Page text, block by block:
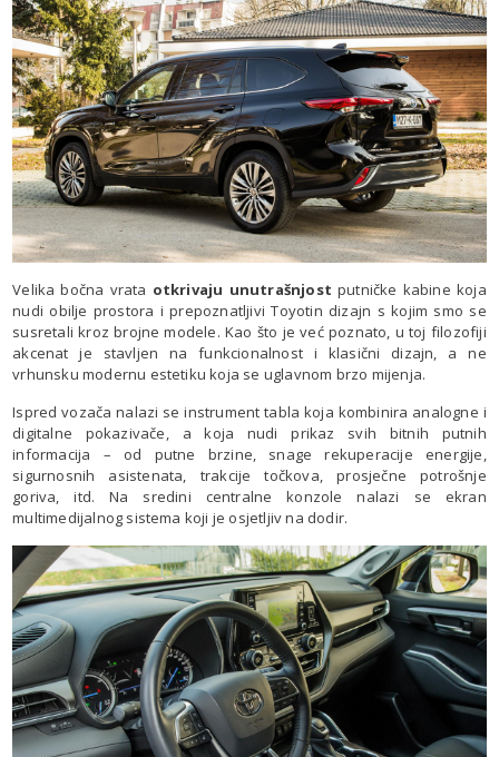
Velika bočna vrata otkrivaju unutrašnjost putničke kabine koja
nudi obilje prostora i prepoznatljivi Toyotin dizajn s kojim smo se
susretali kroz brojne modele. Kao što je već poznato, u toj filozofiji
akcenat je stavljen na funkcionalnost i klasični dizajn, a ne
vrhunsku modernu estetiku koja se uglavnom brzo mijenja.
Ispred vozača nalazi se instrument tabla koja kombinira analogne i
digitalne pokazivače, a koja nudi prikaz svih bitnih putnih
informacija – od putne brzine, snage rekuperacije energije,
sigurnosnih asistenata, trakcije točkova, prosječne potrošnje
goriva, itd. Na sredini centralne konzole nalazi se ekran
multimedijalnog sistema koji je osjetljiv na dodir.